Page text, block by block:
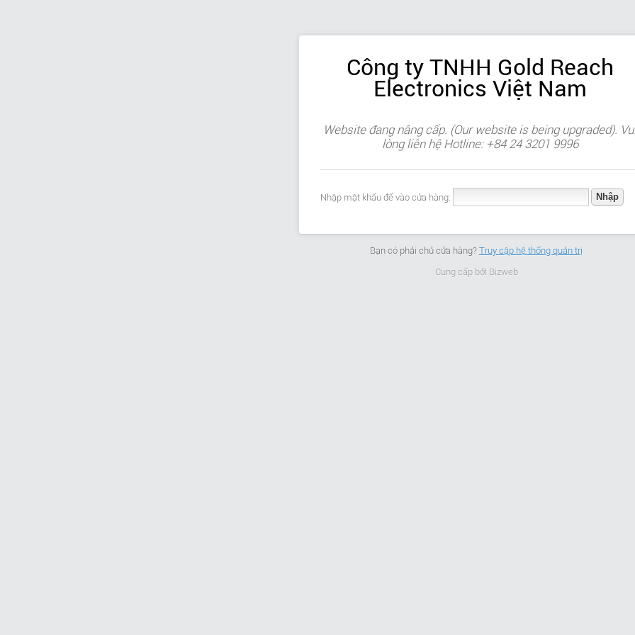
Công ty TNHH Gold Reach
Electronics Việt Nam
Website đang nâng cấp. (Our website is being upgraded).
lòng liên hệ Hotline: +84 24 3201 9996
Nhập mật khẩu để vào cửa hàng:
Bạn có phải chủ cửa hàng? Truy cập hệ thống quản trị
Cung cấp bởi Bizweb